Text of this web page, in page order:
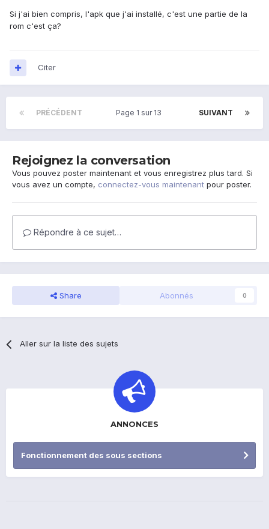
Si j'ai bien compris, l'apk que j'ai installé, c'est une partie de la
rom c'est ça?
Citer
PRÉCÉDENT SUIVANT
Page 1 sur 13
Rejoignez la conversation
Vous pouvez poster maintenant et vous enregistrez plus tard. Si
vous avez un compte, connectez-vous maintenant pour poster.
Répondre à ce sujet…
Share Abonnés 0
Aller sur la liste des sujets
ANNONCES
Fonctionnement des sous sections